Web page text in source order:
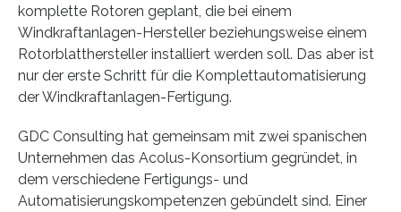
komplette Rotoren geplant, die bei einem
Windkraftanlagen-Hersteller beziehungsweise einem
Rotorblatthersteller installiert werden soll. Das aber ist
nur der erste Schritt für die Komplettautomatisierung
der Windkraftanlagen-Fertigung.
GDC Consulting hat gemeinsam mit zwei spanischen
Unternehmen das Acolus-Konsortium gegründet, in
dem verschiedene Fertigungs- und
Automatisierungskompetenzen gebündelt sind. Einer